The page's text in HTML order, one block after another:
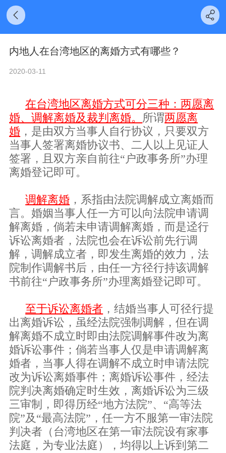
内地人在台湾地区的离婚方式有哪些？
2020-03-11
在台湾地区离婚方式可分三种：两愿离
婚、调解离婚及裁判离婚。 所谓两愿离
婚 ，是由双方当事人自行协议，只要双方
当事人签署离婚协议书、二人以上见证人
签署，且双方亲自前往“户政事务所”办理
离婚登记即可。
调解离婚 ，系指由法院调解成立离婚而
言。婚姻当事人任一方可以向法院申请调
解离婚，倘若未申请调解离婚，而是迳行
诉讼离婚者，法院也会在诉讼前先行调
解，调解成立者，即发生离婚的效力，法
院制作调解书后，由任一方径行持该调解
书前往“户政事务所”办理离婚登记即可。
至于诉讼离婚者 ，结婚当事人可径行提
出离婚诉讼，虽经法院强制调解，但在调
解离婚不成立时即由法院调解事件改为离
婚诉讼事件；倘若当事人仅是申请调解离
婚者，当事人得在调解不成立时申请法院
改为诉讼离婚事件；离婚诉讼事件，经法
院判决离婚确定时生效，离婚诉讼为三级
三审制，即得历经“地方法院”、“高等法
院”及“最高法院”，任一方不服第一审法院
判决者（台湾地区在第一审法院设有家事
法庭，为专业法庭），均得以上诉到第二